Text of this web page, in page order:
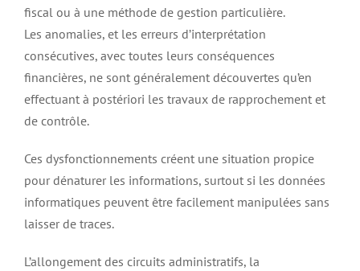
fiscal ou à une méthode de gestion particulière.
Les anomalies, et les erreurs d’interprétation
consécutives, avec toutes leurs conséquences
financières, ne sont généralement découvertes qu’en
effectuant à postériori les travaux de rapprochement et
de contrôle.
Ces dysfonctionnements créent une situation propice
pour dénaturer les informations, surtout si les données
informatiques peuvent être facilement manipulées sans
laisser de traces.
L’allongement des circuits administratifs, la